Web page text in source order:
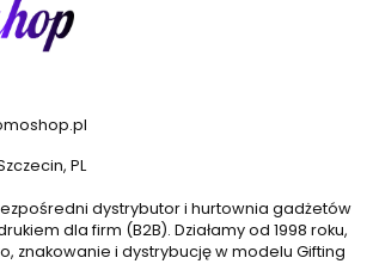
PL
dystrybutor i hurtownia gadżetów
dla firm (B2B). Działamy od 1998 roku,
znakowanie i dystrybucję w modelu Gifting